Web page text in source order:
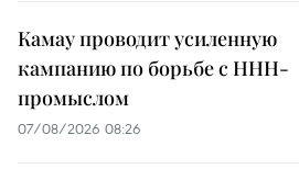
Камау проводит усиленную
кампанию по борьбе с ННН-
промыслом
07/08/2026 08:26